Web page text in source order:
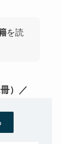
を読
）／